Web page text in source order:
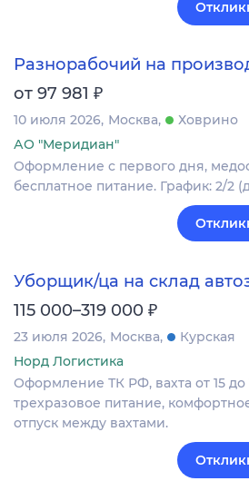
Разнорабочий на
от 97 981 ₽
10 июля 2026 Москва
Ховрино
АО "Меридиан"
Оформление c первого дня,
бесплатное питание. График: 2/2
Уборщик/ца на склад
115 000–319 000 ₽
23 июля 2026 Москва
Курская
Норд Логистика
Оформление ТК РФ, вахта от 15
трехразовое питание,
отпуск между вахтами.